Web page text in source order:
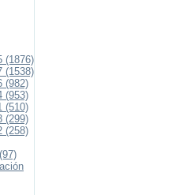
(1876)
(1538)
(982)
(953)
(510)
(299)
(258)